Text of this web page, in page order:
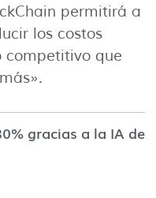
permitirá a
los costos
competitivo que
gracias a la IA de